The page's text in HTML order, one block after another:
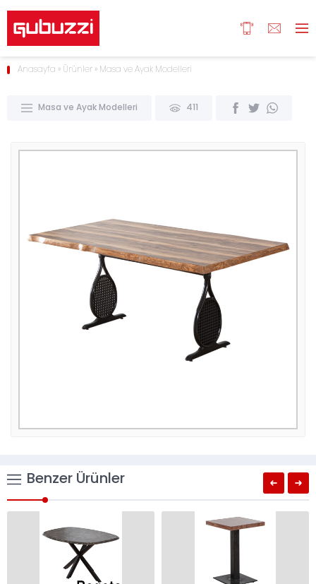
Anasayfa » Ürünler » Masa ve Ayak Modelleri
Masa ve Ayak Modelleri 411
Benzer Ürünler